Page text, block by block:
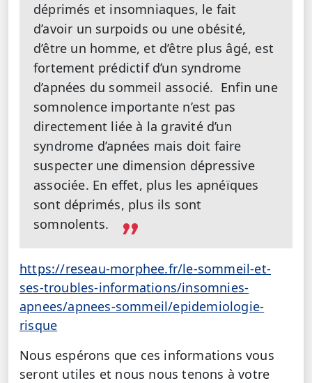
déprimés et insomniaques, le fait
d’avoir un surpoids ou une obésité,
d’être un homme, et d’être plus âgé, est
fortement prédictif d’un syndrome
d’apnées du sommeil associé. Enfin une
somnolence importante n’est pas
directement liée à la gravité d’un
syndrome d’apnées mais doit faire
suspecter une dimension dépressive
associée. En effet, plus les apnéïques
sont déprimés, plus ils sont
somnolents.
https://reseau-morphee.fr/le-sommeil-et-
ses-troubles-informations/insomnies-
apnees/apnees-sommeil/epidemiologie-
risque
Nous espérons que ces informations vous
seront utiles et nous nous tenons à votre